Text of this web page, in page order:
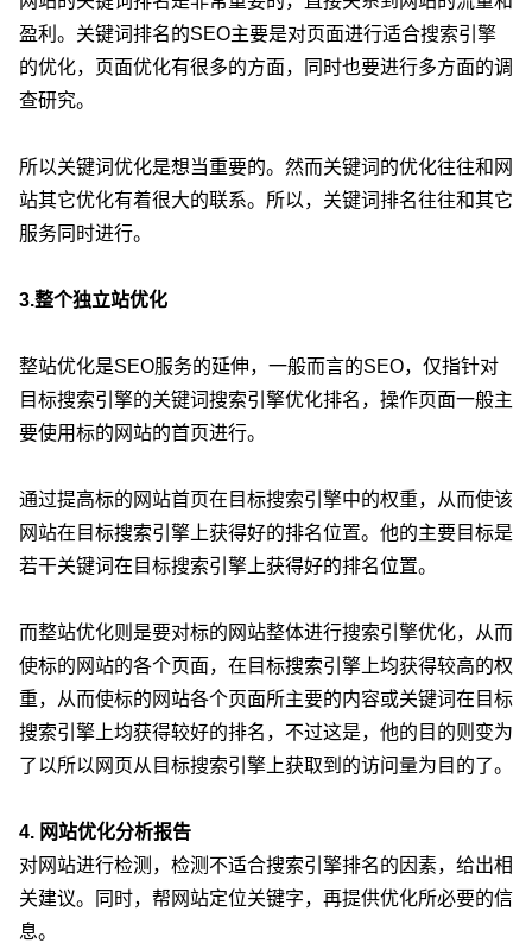
盈利。关键词排名的SEO主要是对页面进行适合搜索引擎
的优化，页面优化有很多的方面，同时也要进行多方面的调
查研究。
所以关键词优化是想当重要的。然而关键词的优化往往和网
站其它优化有着很大的联系。所以，关键词排名往往和其它
服务同时进行。
3.整个独立站优化
整站优化是SEO服务的延伸，一般而言的SEO，仅指针对
目标搜索引擎的关键词搜索引擎优化排名，操作页面一般主
要使用标的网站的首页进行。
通过提高标的网站首页在目标搜索引擎中的权重，从而使该
网站在目标搜索引擎上获得好的排名位置。他的主要目标是
若干关键词在目标搜索引擎上获得好的排名位置。
而整站优化则是要对标的网站整体进行搜索引擎优化，从而
使标的网站的各个页面，在目标搜索引擎上均获得较高的权
重，从而使标的网站各个页面所主要的内容或关键词在目标
搜索引擎上均获得较好的排名，不过这是，他的目的则变为
了以所以网页从目标搜索引擎上获取到的访问量为目的了。
4. 网站优化分析报告
对网站进行检测，检测不适合搜索引擎排名的因素，给出相
关建议。同时，帮网站定位关键字，再提供优化所必要的信
息。